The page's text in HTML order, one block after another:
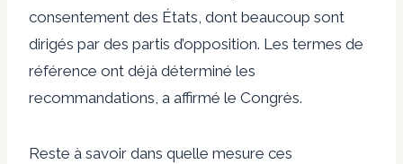
consentement des États, dont beaucoup sont
dirigés par des partis d’opposition. Les termes de
référence ont déjà déterminé les
recommandations, a affirmé le Congrès.
Reste à savoir dans quelle mesure ces